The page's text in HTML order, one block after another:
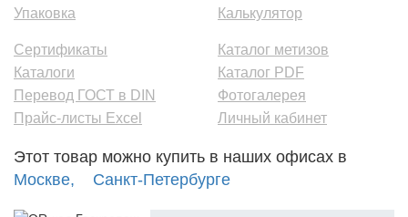
Упаковка
Калькулятор
Сертификаты
Каталоги
Перевод ГОСТ в DIN
Прайс-листы Excel
Каталог метизов
Каталог PDF
Фотогалерея
Личный кабинет
Этот товар можно купить в наших офисах в
Москве,
Санкт-Петербурге